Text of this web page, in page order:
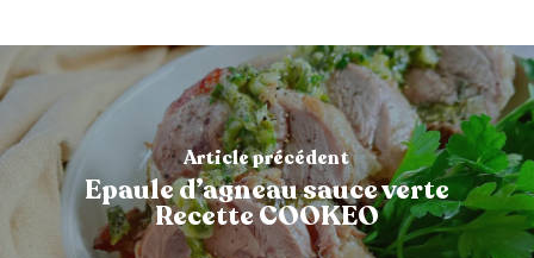
Article précédent
Epaule d’agneau sauce verte
Recette COOKEO